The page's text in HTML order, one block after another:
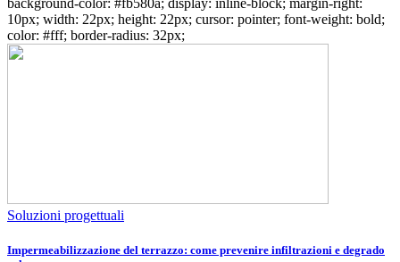
background-color: #fb580a; display: inline-block; margin-right:
10px; width: 22px; height: 22px; cursor: pointer; font-weight: bold;
color: #fff; border-radius: 32px;
Soluzioni progettuali
Impermeabilizzazione del terrazzo: come prevenire infiltrazioni e degrado